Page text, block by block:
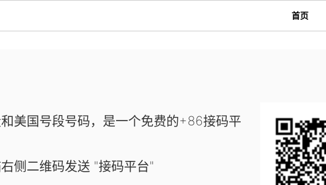
首页
美国号段号码，是一个免费的+86接码平
侧二维码发送 "接码平台"